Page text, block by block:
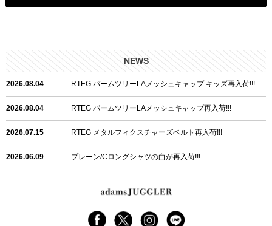
NEWS
2026.08.04 RTEG パームツリーLAメッシュキャップ キッズ再入荷!!!
2026.08.04 RTEG パームツリーLAメッシュキャップ再入荷!!!
2026.07.15 RTEG メタルフィクスチャーズベルト再入荷!!!
2026.06.09 プレーン/Cロングシャツの白が再入荷!!!